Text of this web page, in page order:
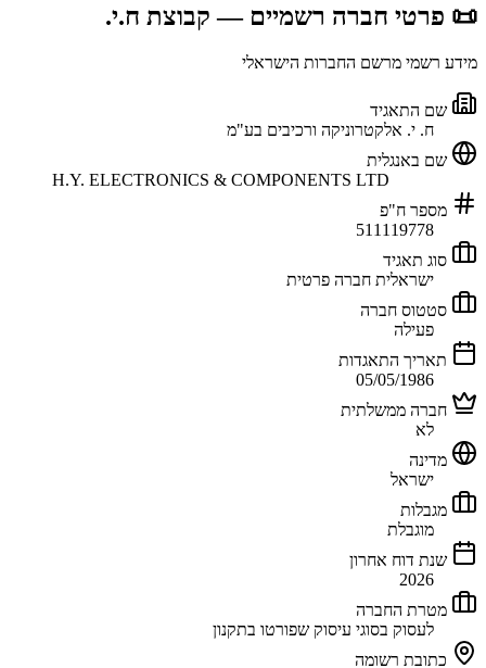
📜 פרטי חברה רשמיים — קבוצת ח.י.
מידע רשמי מרשם החברות הישראלי
שם התאגיד
ח. י. אלקטרוניקה ורכיבים בע"מ
שם באנגלית
H.Y. ELECTRONICS & COMPONENTS LTD
מספר ח"פ
511119778
סוג תאגיד
ישראלית חברה פרטית
סטטוס חברה
פעילה
תאריך התאגדות
05/05/1986
חברה ממשלתית
לא
מדינה
ישראל
מגבלות
מוגבלת
שנת דוח אחרון
2026
מטרת החברה
לעסוק בסוגי עיסוק שפורטו בתקנון
כתובת רשומה